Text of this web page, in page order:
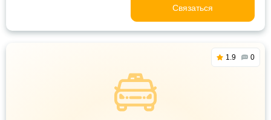
Связаться
1.9 0